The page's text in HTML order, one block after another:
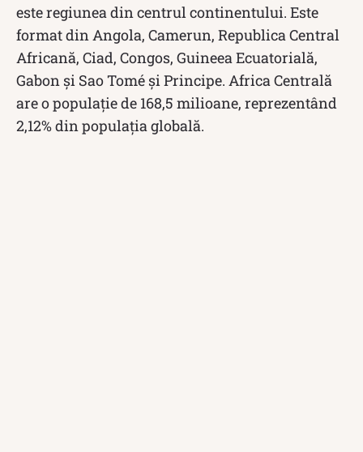
este regiunea din centrul continentului. Este
format din Angola, Camerun, Republica Central
Africană, Ciad, Congos, Guineea Ecuatorială,
Gabon și Sao Tomé și Principe. Africa Centrală
are o populație de 168,5 milioane, reprezentând
2,12% din populația globală.